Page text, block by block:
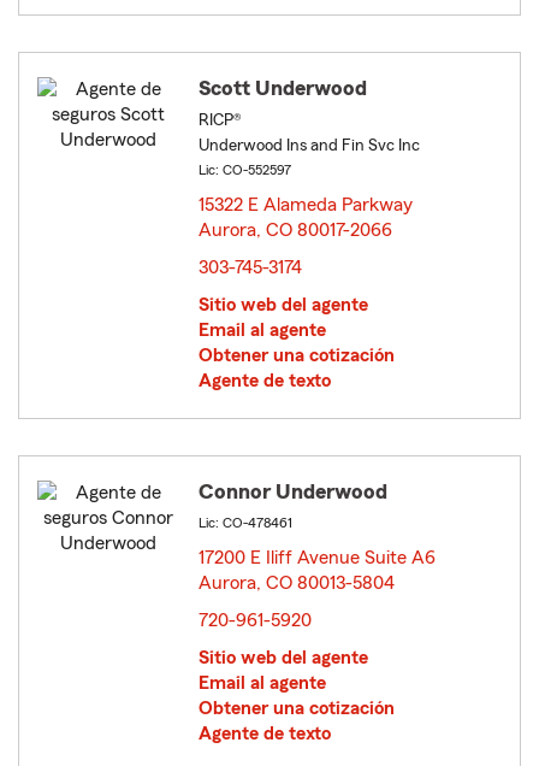
Scott Underwood
RICP®
Underwood Ins and Fin Svc Inc
Lic: CO-552597
15322 E Alameda Parkway
Aurora, CO 80017-2066
303-745-3174
Sitio web del agente
Email al agente
Obtener una cotización
Agente de texto
Connor Underwood
Lic: CO-478461
17200 E Iliff Avenue Suite A6
Aurora, CO 80013-5804
720-961-5920
Sitio web del agente
Email al agente
Obtener una cotización
Agente de texto